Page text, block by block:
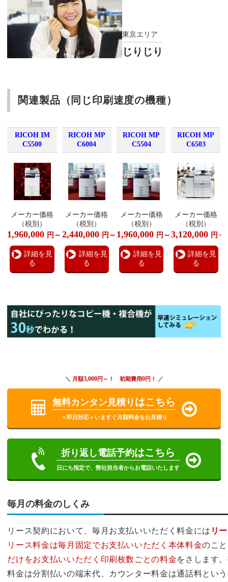
東京エリア
じりじり
関連製品（同じ印刷速度の機種）
RICOH IM
C5500
メーカー価格
（税別）
1,960,000 円～
詳細を見
る
RICOH MP
C6004
メーカー価格
（税別）
2,440,000 円～
詳細を見
る
RICOH MP
C5504
メーカー価格
（税別）
1,960,000 円～
詳細を見
る
RICOH MP
C6503
メーカー価格
（税別）
3,120,000 円～
詳細を見
る
＼ 月額3,000円～！ 初期費用0円！ ／
無料カンタン見積り はこちら
＜即日対応＞いますぐ月額料金をお見積り
折り返し電話予約はこちら
日にち指定で、弊社担当者からお電話いたします
毎月の料金のしくみ
リース契約において、毎月お支払いいただく料金には リ
リース料金は毎月固定でお支払いいただく本体料金のこ
だけをお支払いいただく印刷枚数ごとの料金をさします
料金は分割払いの端末代、カウンター料金は通話料とい